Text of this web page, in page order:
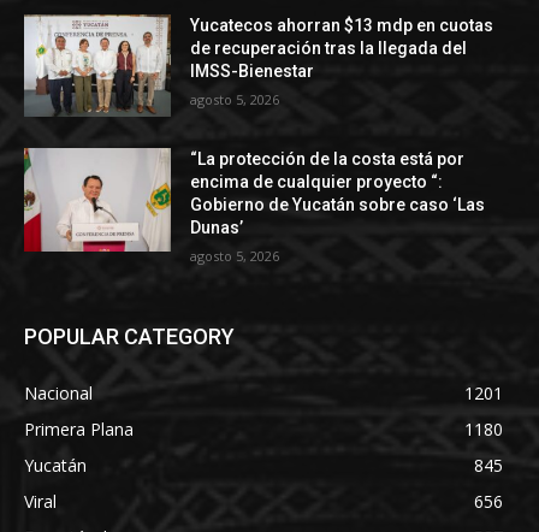
Yucatecos ahorran $13 mdp en cuotas
de recuperación tras la llegada del
IMSS-Bienestar
agosto 5, 2026
“La protección de la costa está por
encima de cualquier proyecto “:
Gobierno de Yucatán sobre caso ‘Las
Dunas’
agosto 5, 2026
POPULAR CATEGORY
Nacional
1201
Primera Plana
1180
Yucatán
845
Viral
656